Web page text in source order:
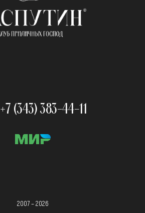
+7 (343) 383-44-11
2007 – 2026